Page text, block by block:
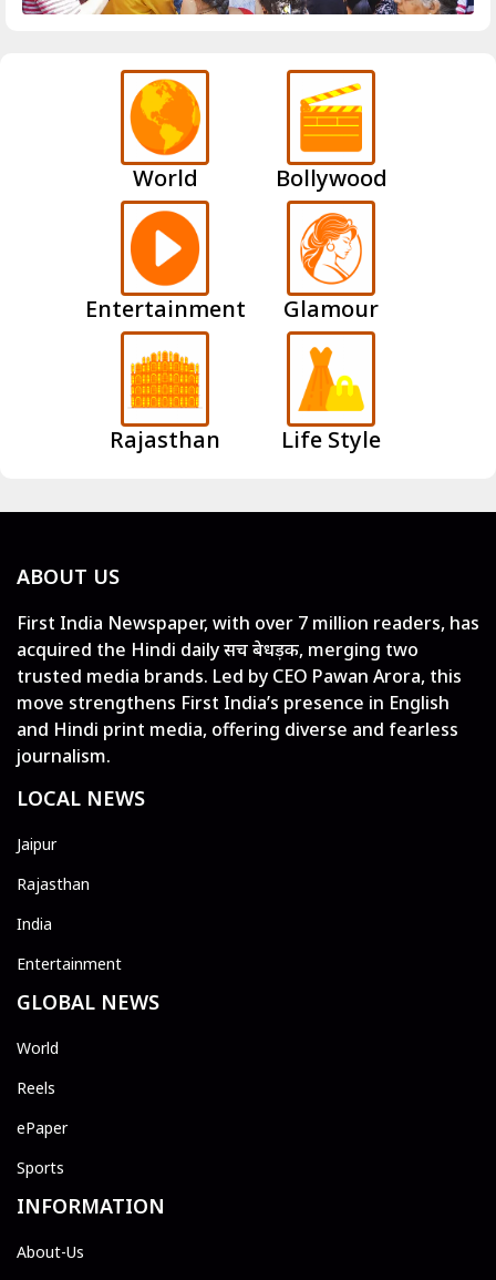
World Bollywood
Entertainment Glamour
Rajasthan Life Style
ABOUT US
First India Newspaper, with over 7 million readers, has
acquired the Hindi daily सच बेधड़क, merging two
trusted media brands. Led by CEO Pawan Arora, this
move strengthens First India’s presence in English
and Hindi print media, offering diverse and fearless
journalism.
LOCAL NEWS
Jaipur
Rajasthan
India
Entertainment
GLOBAL NEWS
World
Reels
ePaper
Sports
INFORMATION
About-Us